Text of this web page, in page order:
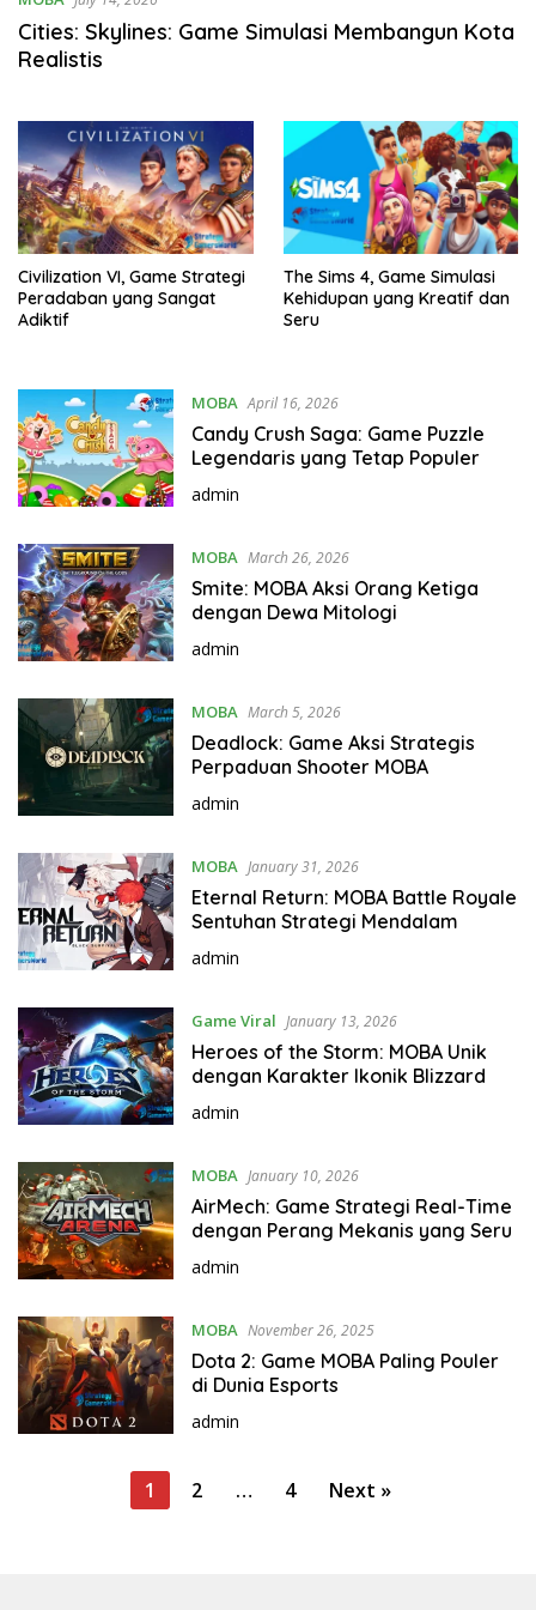
Cities: Skylines: Game Simulasi Membangun Kota
Realistis
Civilization VI, Game Strategi
Peradaban yang Sangat
Adiktif
The Sims 4, Game Simulasi
Kehidupan yang Kreatif dan
Seru
MOBA April 16, 2026
Candy Crush Saga: Game Puzzle
Legendaris yang Tetap Populer
admin
MOBA March 26, 2026
Smite: MOBA Aksi Orang Ketiga
dengan Dewa Mitologi
admin
MOBA March 5, 2026
Deadlock: Game Aksi Strategis
Perpaduan Shooter MOBA
admin
MOBA January 31, 2026
Eternal Return: MOBA Battle Royale
Sentuhan Strategi Mendalam
admin
Game Viral January 13, 2026
Heroes of the Storm: MOBA Unik
dengan Karakter Ikonik Blizzard
admin
MOBA January 10, 2026
AirMech: Game Strategi Real-Time
dengan Perang Mekanis yang Seru
admin
MOBA November 26, 2025
Dota 2: Game MOBA Paling Pouler
di Dunia Esports
admin
1 2 … 4 Next »